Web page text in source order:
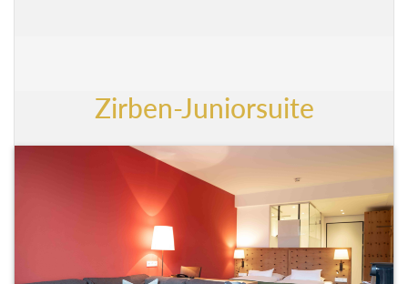
Zirben-Juniorsuite